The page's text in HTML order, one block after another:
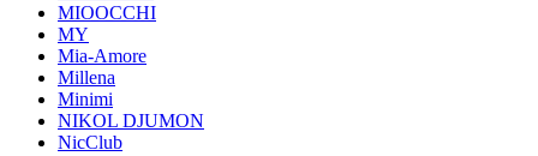
MIOOCCHI
MY
Mia-Amore
Millena
Minimi
NIKOL DJUMON
NicClub